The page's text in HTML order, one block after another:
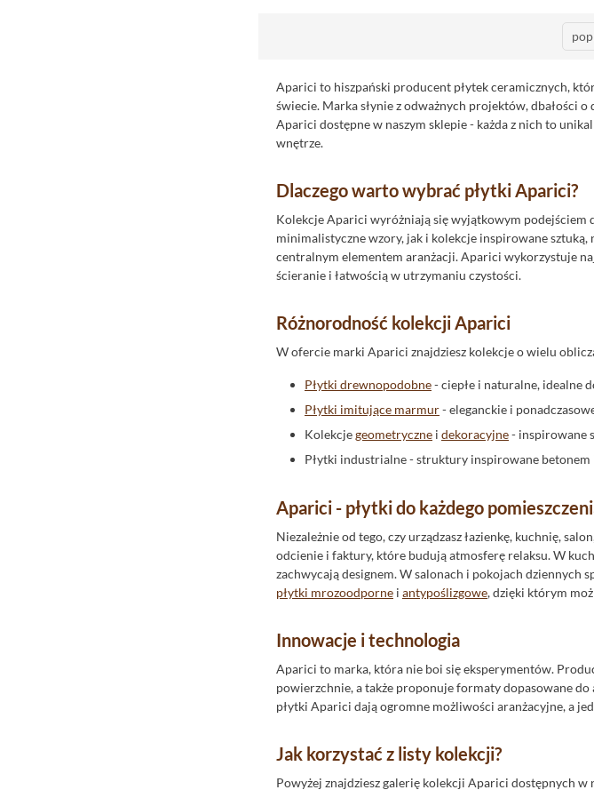
Aparici to hiszpański producent płytek ceramicznych,
świecie. Marka słynie z odważnych projektów, dbałości
Aparici dostępne w naszym sklepie - każda z nich to
wnętrze.
Dlaczego warto wybrać płytki Aparici?
Kolekcje Aparici wyróżniają się wyjątkowym podejściem
minimalistyczne wzory, jak i kolekcje inspirowane sztuką,
centralnym elementem aranżacji. Aparici wykorzystuje
ścieranie i łatwością w utrzymaniu czystości.
Różnorodność kolekcji Aparici
W ofercie marki Aparici znajdziesz kolekcje o wielu
Płytki drewnopodobne- ciepłe i naturalne, idealne
Płytki imitujące marmur- eleganckie i
Kolekcjegeometryczne i dekoracyjne- inspirowane
Płytki industrialne - struktury inspirowane
Aparici - płytki do każdego
Niezależnie od tego, czy urządzasz łazienkę, kuchnię,
odcienie i faktury, które budują atmosferę relaksu. W
zachwycają designem. W salonach i pokojach
płytki mrozoodporne i antypoślizgowe, dzięki którym
Innowacje i technologia
Aparici to marka, która nie boi się eksperymentów.
powierzchnie, a także proponuje formaty dopasowane
płytki Aparici dają ogromne możliwości aranżacyjne, a
Jak korzystać z listy kolekcji?
Powyżej znajdziesz galerię kolekcji Aparici dostępnych w